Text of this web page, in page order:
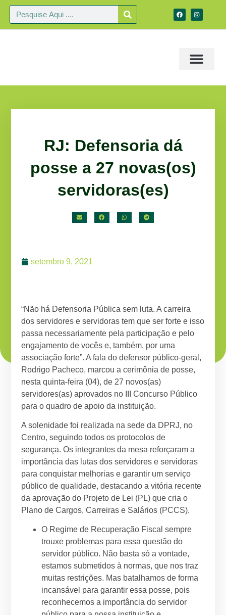
RJ: Defensoria dá
posse a 27 novas(os)
servidoras(es)
setembro 9, 2021
“Não há Defensoria Pública sem luta. A carreira
dos servidores e servidoras tem que ser forte e isso
passa necessariamente pela participação e pelo
engajamento de vocês e, também, por uma
associação forte”. A fala do defensor público-geral,
Rodrigo Pacheco, marcou a cerimônia de posse,
nesta quinta-feira (04), de 27 novos(as)
servidores(as) aprovados no III Concurso Público
para o quadro de apoio da instituição.
A solenidade foi realizada na sede da DPRJ, no
Centro, seguindo todos os protocolos de
segurança. Os integrantes da mesa reforçaram a
importância das lutas dos servidores e servidoras
para conquistar melhorias e garantir um serviço
público de qualidade, destacando a vitória recente
da aprovação do Projeto de Lei (PL) que cria o
Plano de Cargos, Carreiras e Salários (PCCS).
O Regime de Recuperação Fiscal sempre
trouxe problemas para essa questão do
servidor público. Não basta só a vontade,
estamos submetidos à normas, que nos traz
muitas restrições. Mas batalhamos de forma
incansável para garantir essa posse, pois
reconhecemos a importância do servidor